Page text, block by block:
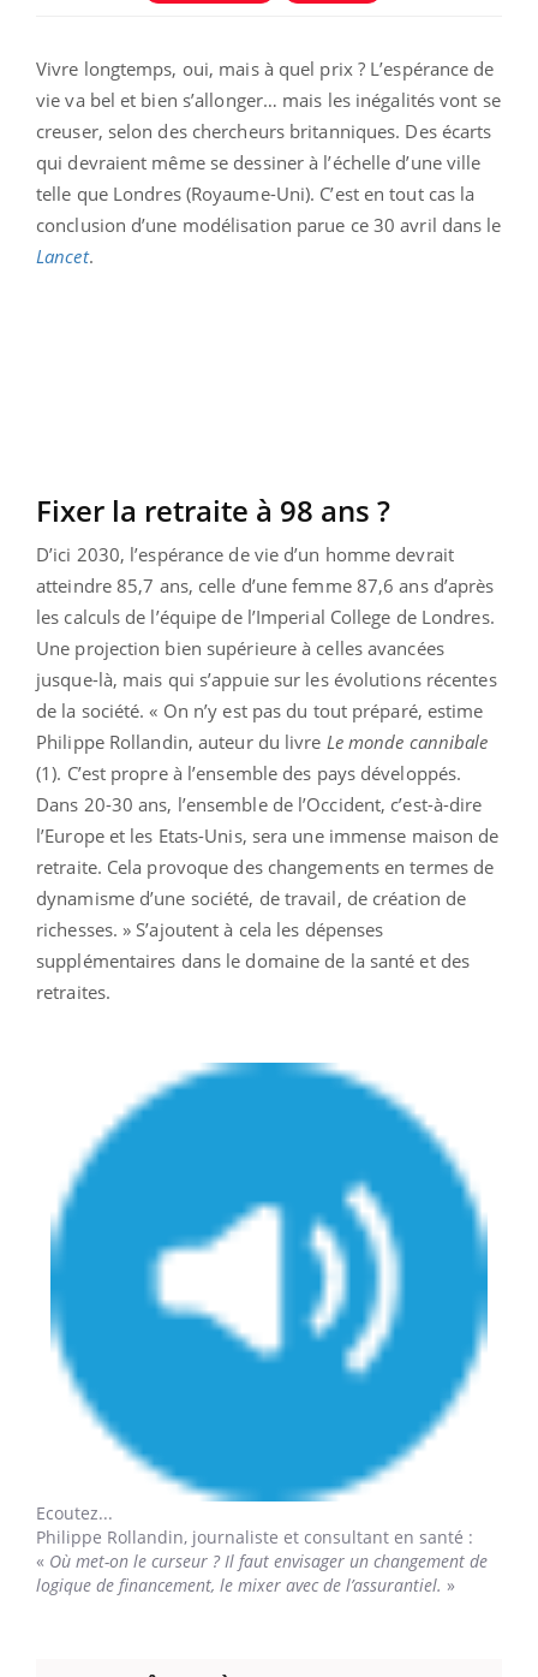
Vivre longtemps, oui, mais à quel prix ? L’espérance de
vie va bel et bien s’allonger… mais les inégalités vont se
creuser, selon des chercheurs britanniques. Des écarts
qui devraient même se dessiner à l’échelle d’une ville
telle que Londres (Royaume-Uni). C’est en tout cas la
conclusion d’une modélisation parue ce 30 avril dans le
Lancet.
Fixer la retraite à 98 ans ?
D’ici 2030, l’espérance de vie d’un homme devrait
atteindre 85,7 ans, celle d’une femme 87,6 ans d’après
les calculs de l’équipe de l’Imperial College de Londres.
Une projection bien supérieure à celles avancées
jusque-là, mais qui s’appuie sur les évolutions récentes
de la société. « On n’y est pas du tout préparé, estime
Philippe Rollandin, auteur du livre Le monde cannibale
(1). C’est propre à l’ensemble des pays développés.
Dans 20-30 ans, l’ensemble de l’Occident, c’est-à-dire
l’Europe et les Etats-Unis, sera une immense maison de
retraite. Cela provoque des changements en termes de
dynamisme d’une société, de travail, de création de
richesses. » S’ajoutent à cela les dépenses
supplémentaires dans le domaine de la santé et des
retraites.
Ecoutez...
Philippe Rollandin, journaliste et consultant en santé :
« Où met-on le curseur ? Il faut envisager un changement de
logique de financement, le mixer avec de l’assurantiel. »